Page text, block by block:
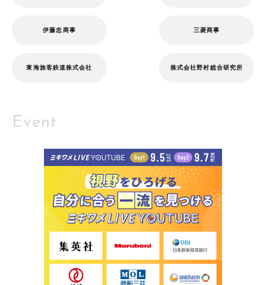
伊藤忠商事 三菱商事
東海旅客鉄道株式会社 株式会社野村総合研究所
Event